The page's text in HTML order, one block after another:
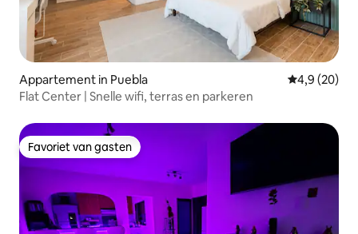
Appartement in Puebla Gemiddelde
4,9 (20)
Flat Center | Snelle wifi, terras en parkeren
Favoriet van gasten
Favoriet van gasten